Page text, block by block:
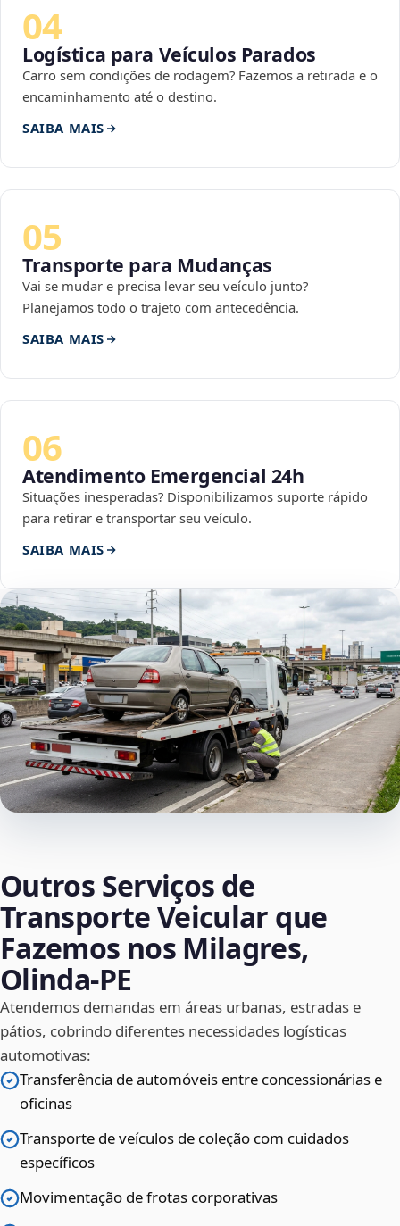
04
Logística para Veículos Parados
Carro sem condições de rodagem? Fazemos a retirada e o
encaminhamento até o destino.
SAIBA MAIS
05
Transporte para Mudanças
Vai se mudar e precisa levar seu veículo junto?
Planejamos todo o trajeto com antecedência.
SAIBA MAIS
06
Atendimento Emergencial 24h
Situações inesperadas? Disponibilizamos suporte rápido
para retirar e transportar seu veículo.
SAIBA MAIS
Outros Serviços de
Transporte Veicular que
Fazemos nos Milagres,
Olinda‑PE
Atendemos demandas em áreas urbanas, estradas e
pátios, cobrindo diferentes necessidades logísticas
automotivas:
Transferência de automóveis entre concessionárias e
oficinas
Transporte de veículos de coleção com cuidados
específicos
Movimentação de frotas corporativas